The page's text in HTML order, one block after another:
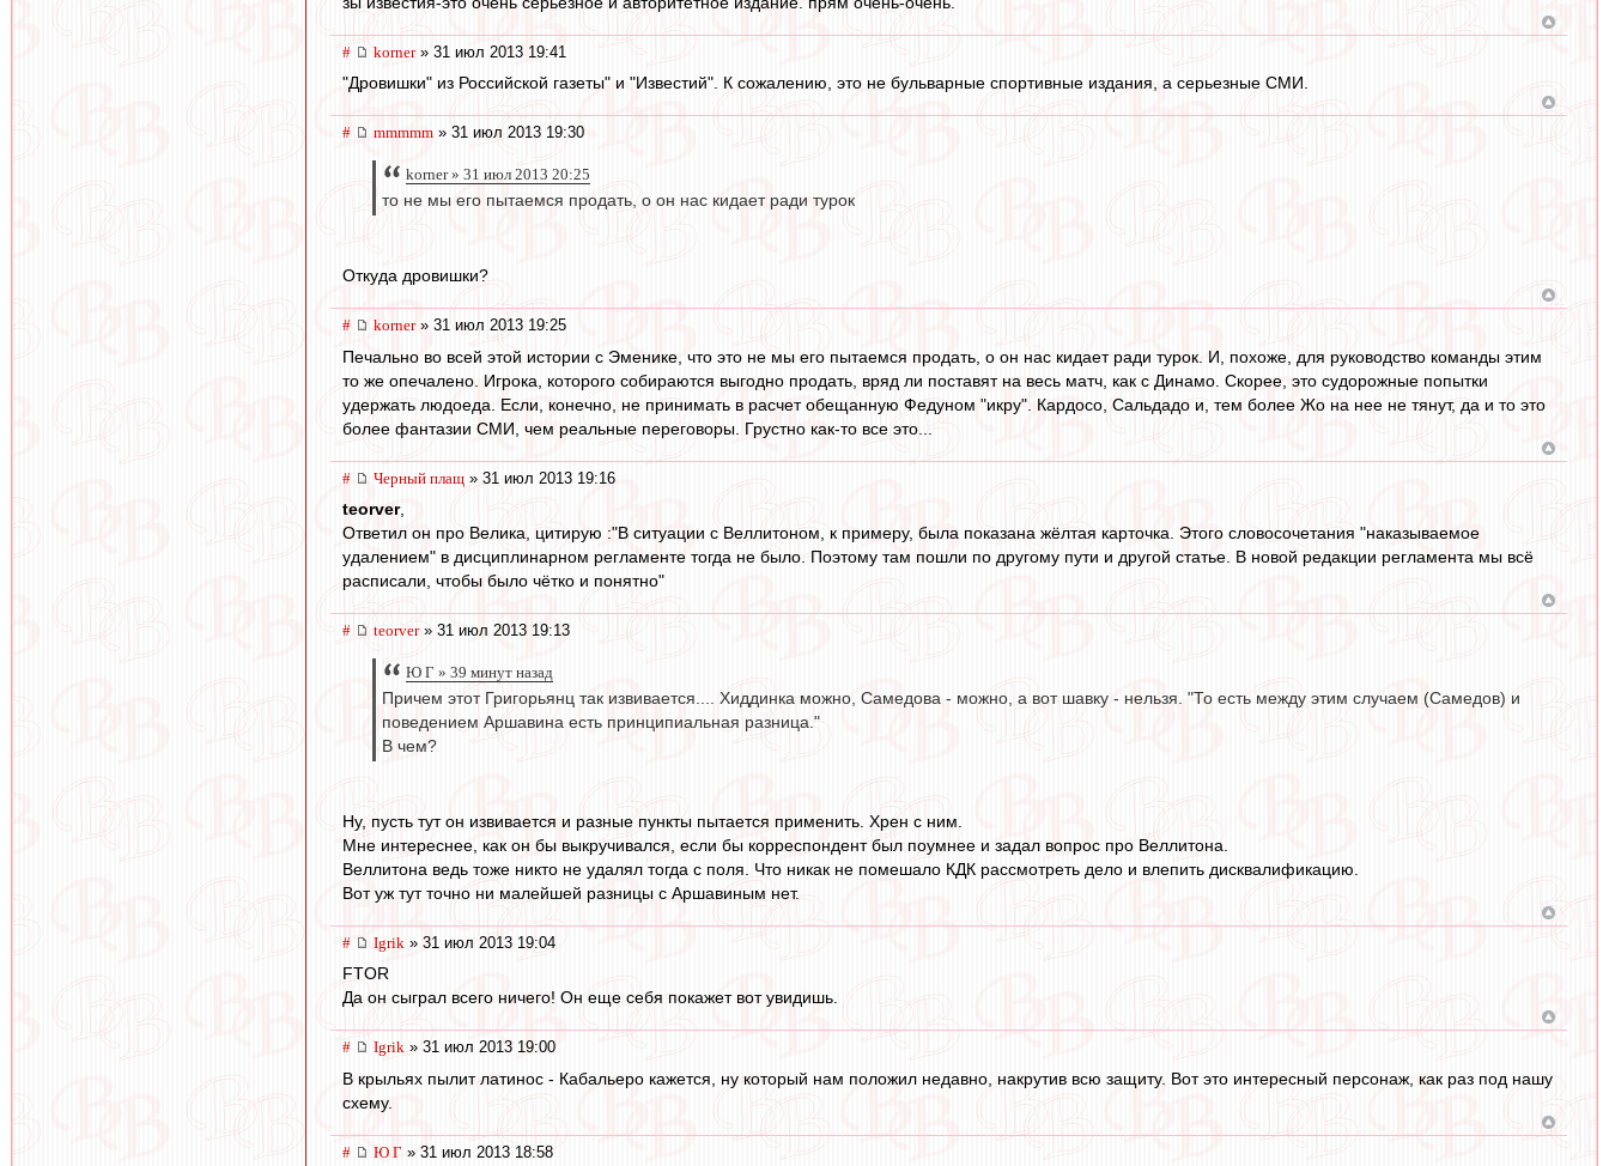
# korner» 31 июл 2013 19:41
"Дровишки" из Российской газеты" и "Известий". К сожалению, это не бульварные спортивные издания, а серьезные СМИ.
# mmmmm » 31 июл 2013 19:30
korner » 31 июл 2013 20:25
то не мы его пытаемся продать, о он нас кидает ради турок
Откуда дровишки?
# korner» 31 июл 2013 19:25
Печально во всей этой истории с Эменике, что это не мы его пытаемся продать, о он нас кидает ради турок. И, похоже, для руководство команды этим
то же опечалено. Игрока, которого собираются выгодно продать, вряд ли поставят на весь матч, как с Динамо. Скорее, это судорожные попытки
удержать людоеда. Если, конечно, не принимать в расчет обещанную Федуном "икру". Кардосо, Сальдадо и, тем более Жо на нее не тянут, да и то это
более фантазии СМИ, чем реальные переговоры. Грустно как-то все это...
# Черный плащ » 31 июл 2013 19:16
teorver,
Ответил он про Велика, цитирую :"В ситуации с Веллитоном, к примеру, была показана жёлтая карточка. Этого словосочетания "наказываемое
удалением" в дисциплинарном регламенте тогда не было. Поэтому там пошли по другому пути и другой статье. В новой редакции регламента мы всё
расписали, чтобы было чётко и понятно"
# teorver» 31 июл 2013 19:13
Ю Г » 39 минут назад
Причем этот Григорьянц так извивается.... Хиддинка можно, Самедова - можно, а вот шавку - нельзя. "То есть между этим случаем (Самедов) и
поведением Аршавина есть принципиальная разница."
В чем?
Ну, пусть тут он извивается и разные пункты пытается применить. Хрен с ним.
Мне интереснее, как он бы выкручивался, если бы корреспондент был поумнее и задал вопрос про Веллитона.
Веллитона ведь тоже никто не удалял тогда с поля. Что никак не помешало КДК рассмотреть дело и влепить дисквалификацию.
Вот уж тут точно ни малейшей разницы с Аршавиным нет.
# Igrik » 31 июл 2013 19:04
FTOR
Да он сыграл всего ничего! Он еще себя покажет вот увидишь.
# Igrik » 31 июл 2013 19:00
В крыльях пылит латинос - Кабальеро кажется, ну который нам положил недавно, накрутив всю защиту. Вот это интересный персонаж, как раз под нашу
схему.
# Ю Г » 31 июл 2013 18:58